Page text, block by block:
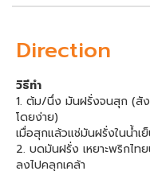
Direction
วิธีทำ
1. ต้ม/นึ่ง มันฝรั่งจนสุก (สัง
โดยง่าย)
เมื่อสุกแล้วแช่มันฝรั่งในน้ำ
2. บดมันฝรั่ง เหยาะพริกไท
ลงไปคลุกเคล้า